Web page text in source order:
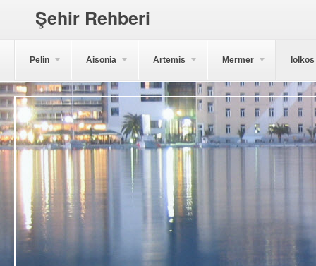
Şehir Rehberi
Pelin Aisonia Artemis Mermer Iolkos